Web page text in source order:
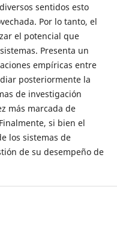
sentidos esto
Por lo tanto, el
el potencial que
Presenta un
empíricas entre
posteriormente la
de investigación
más marcada de
si bien el
los sistemas de
de su desempeño de